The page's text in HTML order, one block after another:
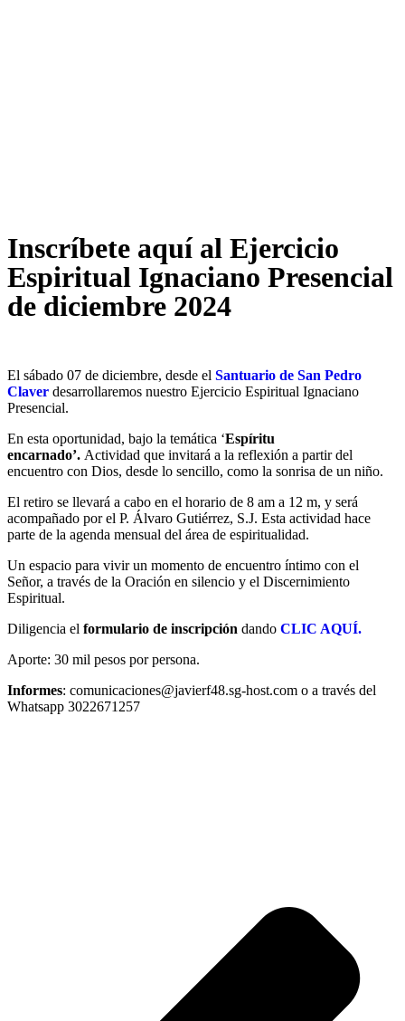
Inscríbete aquí al Ejercicio
Espiritual Ignaciano Presencial
de diciembre 2024
El sábado 07 de diciembre, desde el Santuario de San Pedro
Claver desarrollaremos nuestro Ejercicio Espiritual Ignaciano
Presencial.
En esta oportunidad, bajo la temática ‘Espíritu
encarnado’. Actividad que invitará a la reflexión a partir del
encuentro con Dios, desde lo sencillo, como la sonrisa de un niño.
El retiro se llevará a cabo en el horario de 8 am a 12 m, y será
acompañado por el P. Álvaro Gutiérrez, S.J. Esta actividad hace
parte de la agenda mensual del área de espiritualidad.
Un espacio para vivir un momento de encuentro íntimo con el
Señor, a través de la Oración en silencio y el Discernimiento
Espiritual.
Diligencia el formulario de inscripción dando CLIC AQUÍ.
Aporte: 30 mil pesos por persona.
Informes: comunicaciones@javierf48.sg-host.com o a través del
Whatsapp 3022671257